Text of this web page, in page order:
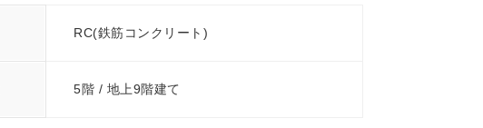
RC(鉄筋コンクリート)
5階 / 地上9階建て